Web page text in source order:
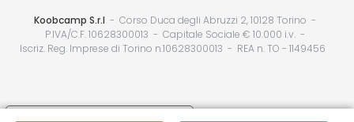
Koobcamp S.r.l
Corso Duca degli Abruzzi 2, 10128 Torino
P.IVA/C.F. 10628300013
Capitale Sociale € 10.000 i.v.
Iscriz. Reg. Imprese di Torino n.10628300013
REA n. TO - 1149456
Your Privacy Choices